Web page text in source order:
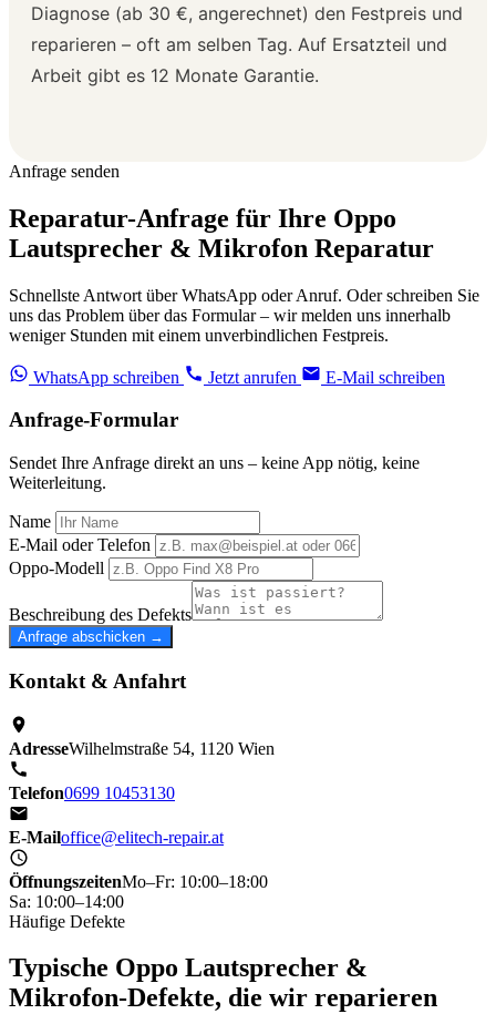
Diagnose (ab 30 €, angerechnet) den Festpreis und
reparieren – oft am selben Tag. Auf Ersatzteil und
Arbeit gibt es 12 Monate Garantie.
Anfrage senden
Reparatur-Anfrage für Ihre Oppo
Lautsprecher & Mikrofon Reparatur
Schnellste Antwort über WhatsApp oder Anruf. Oder schreiben Sie
uns das Problem über das Formular – wir melden uns innerhalb
weniger Stunden mit einem unverbindlichen Festpreis.
WhatsApp schreiben Jetzt anrufen E-Mail schreiben
Anfrage-Formular
Sendet Ihre Anfrage direkt an uns – keine App nötig, keine
Weiterleitung.
Name
E-Mail oder Telefon
Oppo-Modell
Beschreibung des Defekts
Anfrage abschicken →
Kontakt & Anfahrt
AdresseWilhelmstraße 54, 1120 Wien
Telefon0699 10453130
E-Mailoffice@elitech-repair.at
ÖffnungszeitenMo–Fr: 10:00–18:00
Sa: 10:00–14:00
Häufige Defekte
Typische Oppo Lautsprecher &
Mikrofon-Defekte, die wir reparieren